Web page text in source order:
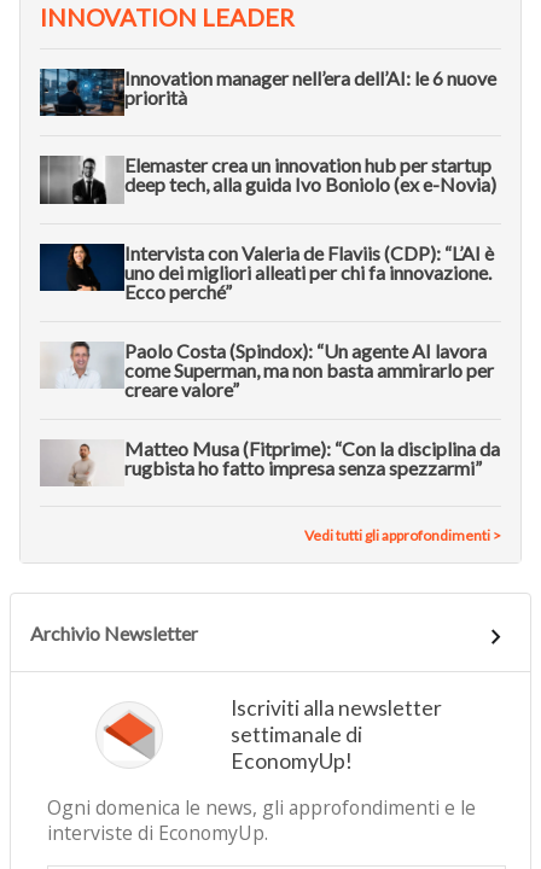
INNOVATION LEADER
Innovation manager nell’era dell’AI: le 6 nuove
priorità
Elemaster crea un innovation hub per startup
deep tech, alla guida Ivo Boniolo (ex e-Novia)
Intervista con Valeria de Flaviis (CDP): “L’AI è
uno dei migliori alleati per chi fa innovazione.
Ecco perché”
Paolo Costa (Spindox): “Un agente AI lavora
come Superman, ma non basta ammirarlo per
creare valore”
Matteo Musa (Fitprime): “Con la disciplina da
rugbista ho fatto impresa senza spezzarmi”
Vedi tutti gli approfondimenti >
Archivio Newsletter
Iscriviti alla newsletter
settimanale di
EconomyUp!
Ogni domenica le news, gli approfondimenti e le
interviste di EconomyUp.